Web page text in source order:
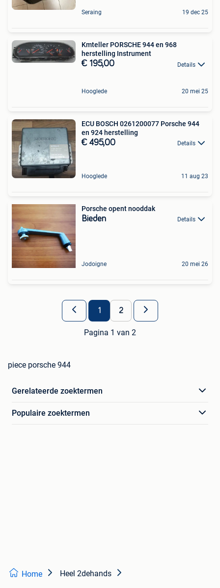
Seraing 19 dec 25
Kmteller PORSCHE 944 en 968
herstelling Instrument
€ 195,00 Details
Hooglede 20 mei 25
ECU BOSCH 0261200077 Porsche 944
en 924 herstelling
€ 495,00 Details
Hooglede 11 aug 23
Porsche opent nooddak
Bieden Details
Jodoigne 20 mei 26
1 2
Pagina 1 van 2
piece porsche 944
Gerelateerde zoektermen
Populaire zoektermen
Home Heel 2dehands